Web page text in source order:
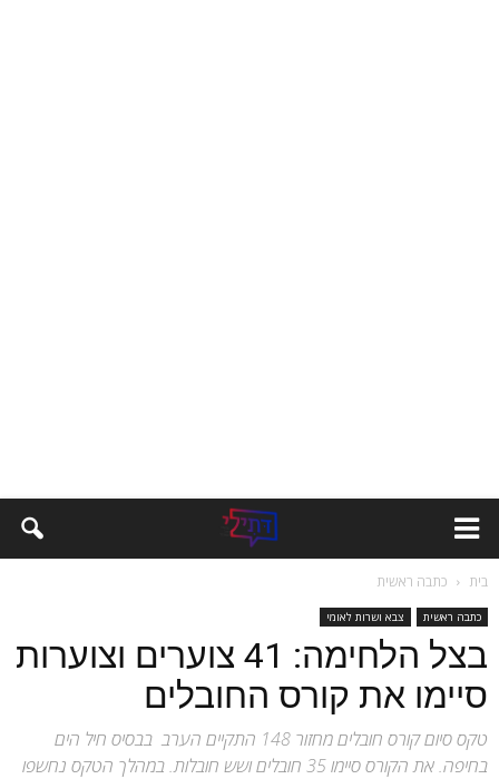
בית כתבה ראשית
כתבה ראשית צבא ושרות לאומי
בצל הלחימה: 41 צוערים וצוערות
סיימו את קורס החובלים
טקס סיום קורס חובלים מחזור 148 התקיים הערב בבסיס חיל הים
בחיפה. את הקורס סיימו 35 חובלים ושש חובלות. במהלך הטקס נחשפו